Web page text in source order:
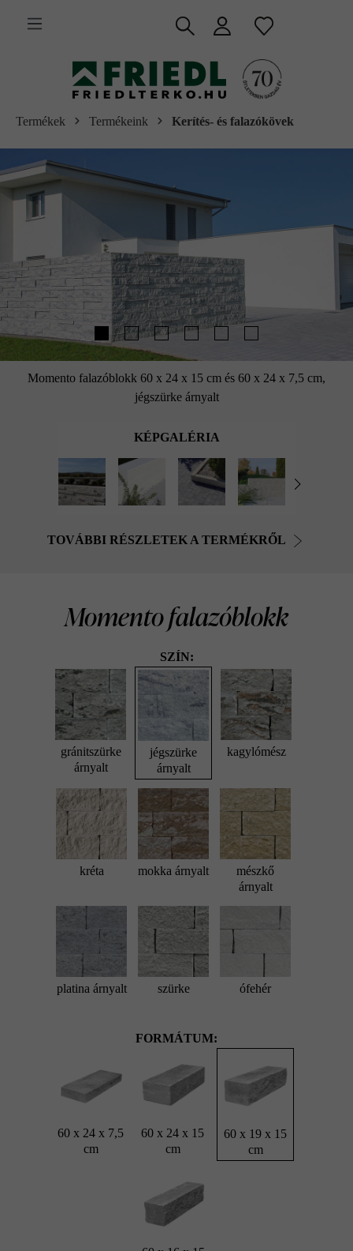
tartalomra
Termékek Termékeink Kerítés- és falazókövek
Momento falazóblokk 60 x 24 x 15 cm és 60 x 24 x 7,5 cm,
jégszürke árnyalt
KÉPGALÉRIA
TOVÁBBI RÉSZLETEK A TERMÉKRŐL
Momento falazóblokk
SZÍN:
gránitszürke
árnyalt
jégszürke
árnyalt
kagylómész
kréta mokka árnyalt
mészkő
árnyalt
platina árnyalt szürke ófehér
FORMÁTUM:
60 x 24 x 7,5
cm
60 x 24 x 15
cm
60 x 19 x 15
cm